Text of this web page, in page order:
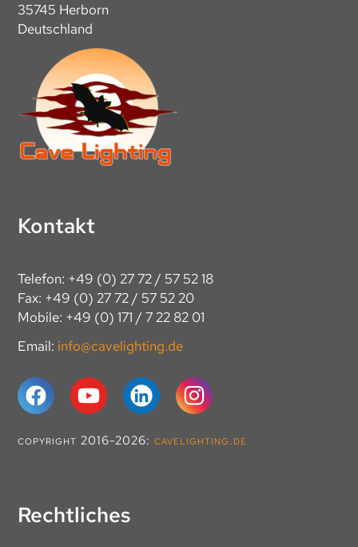
35745 Herborn
Deutschland
Kontakt
Telefon: +49 (0) 27 72 / 57 52 18
Fax: +49 (0) 27 72 / 57 52 20
Mobile: +49 (0) 171 / 7 22 82 01
Email: info@cavelighting.de
copyright 2016-2026:cavelighting.de
Rechtliches